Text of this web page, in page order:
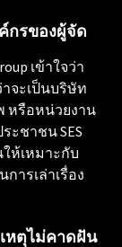
กรของผู้จัด
เข้าใจว่า
จะเป็นบริษัท
หรือหน่วยงาน
ชาชน SES
ห้เหมาะกับ
ารเล่าเรื่อง
หตุไม่คาดฝัน